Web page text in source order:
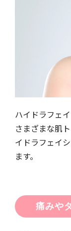
ハイドラフェ
さまざまな肌
イドラフェイ
ます。
痛みや